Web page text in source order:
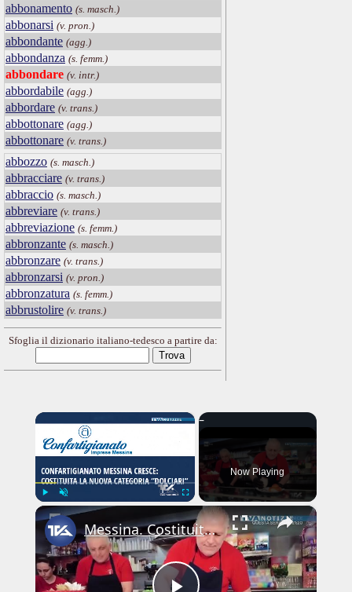
abbonamento (s. masch.)
abbonarsi (v. pron.)
abbondante (agg.)
abbondanza (s. femm.)
abbondare (v. intr.)
abbordabile (agg.)
abbordare (v. trans.)
abbottonare (agg.)
abbottonare (v. trans.)
abbozzo (s. masch.)
abbracciare (v. trans.)
abbraccio (s. masch.)
abbreviare (v. trans.)
abbreviazione (s. femm.)
abbronzante (s. masch.)
abbronzare (v. trans.)
abbronzarsi (v. pron.)
abbronzatura (s. femm.)
abbrustolire (v. trans.)
Sfoglia il dizionario italiano-tedesco a partire da:
×
Play Unmute Fullscreen
Now Playing
×
Messina. Costituita la nuova categoria “Dolciari” all’interno di Confartigianato